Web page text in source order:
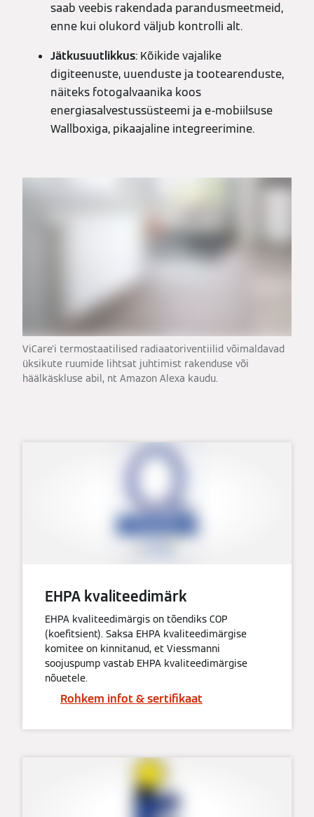
saab veebis rakendada parandusmeetmeid,
enne kui olukord väljub kontrolli alt.
Jätkusuutlikkus: Kõikide vajalike
digiteenuste, uuenduste ja tootearenduste,
näiteks fotogalvaanika koos
energiasalvestussüsteemi ja e-mobiilsuse
Wallboxiga, pikaajaline integreerimine.
ViCare'i termostaatilised radiaatoriventiilid võimaldavad
üksikute ruumide lihtsat juhtimist rakenduse või
häälkäskluse abil, nt Amazon Alexa kaudu.
EHPA kvaliteedimärk
EHPA kvaliteedimärgis on tõendiks COP
(koefitsient). Saksa EHPA kvaliteedimärgise
komitee on kinnitanud, et Viessmanni
soojuspump vastab EHPA kvaliteedimärgise
nõuetele.
Rohkem infot & sertifikaat